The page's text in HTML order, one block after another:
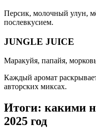
Персик, молочный улун,
послевкусием.
JUNGLE JUICE
Маракуйя, папайя,
Каждый аромат
авторских миксах.
Итоги: какими
2025 год